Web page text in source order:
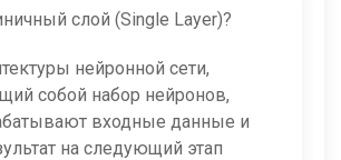
слой (Single Layer)?
нейронной сети,
собой набор нейронов,
входные данные и
на следующий этап